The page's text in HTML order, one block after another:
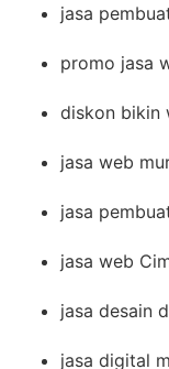
jasa
promo jasa
diskon bikin
jasa web
jasa
jasa web
jasa desain
jasa digital